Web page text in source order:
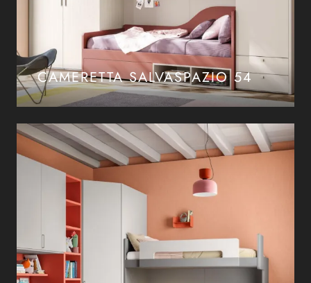
CAMERETTA SALVASPAZIO 54